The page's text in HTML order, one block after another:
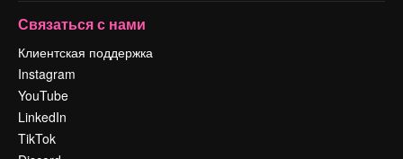
Связаться с нами
Клиентская поддержка
Instagram
YouTube
LinkedIn
TikTok